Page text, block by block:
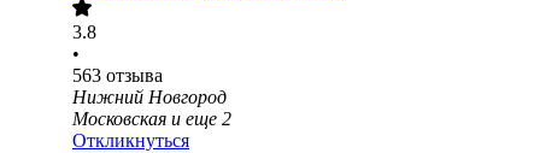
3.8
•
563 отзыва
Нижний Новгород
Московская и еще 2
Откликнуться